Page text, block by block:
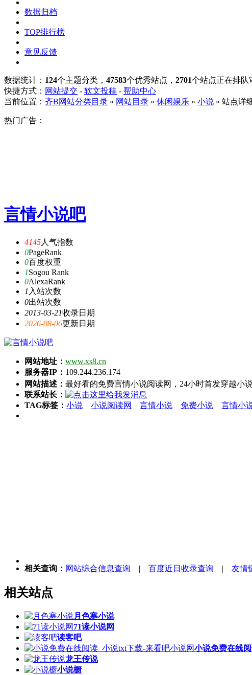
数据归档
TOP排行榜
意见反馈
数据统计： 124个主题分类， 47583个优秀站点， 2701个站点正在排队
快捷方式： 网站提交 - 软文投稿 - 帮助中心
当前位置： 齐B网站分类目录 » 网站目录 » 休闲娱乐 » 小说 » 站点详
热门广告：
言情小说吧
4145人气指数
0PageRank
0百度权重
1Sogou Rank
0AlexaRank
1 入站次数
0出站次数
2013-03-21收录日期
2026-08-06更新日期
网站地址： www.xs8.cn
服务器IP： 109.244.236.174
网站描述： 最好看的免费言情小说阅读网，24小时首发穿越小
联系站长：
TAG标签： 小说 小说阅读网 言情小说 免费小说 言情小
相关查询： 网站综合信息查询 | 百度近日收录查询 | 友情
相关站点
月色寒小说
71读小说网
读客吧
小说免费在线
龙王传说
小说橱